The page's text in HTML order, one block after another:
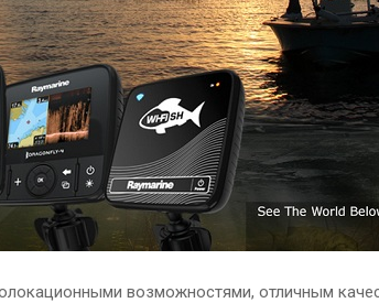
возможностями, отличным